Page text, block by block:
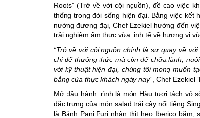
Roots” (Trở về với cội nguồn), đề cao việc
thống trong đời sống hiện đại. Bằng việc kết
nướng đương đại, Chef Ezekiel hướng đến
trải nghiệm ẩm thực vừa tinh tế về hương vị
“Trở về với cội nguồn chính là sự quay về
chỉ để thưởng thức mà còn để chữa lành,
với kỹ thuật hiện đại, chúng tôi mong muốn
bằng của thực khách ngày nay” , Chef Ezekiel
Mở đầu hành trình là món Hàu tươi tách vỏ
đặc trưng của món salad trái cây nổi tiếng
là Bánh Pani Puri nhân thịt heo Iberico